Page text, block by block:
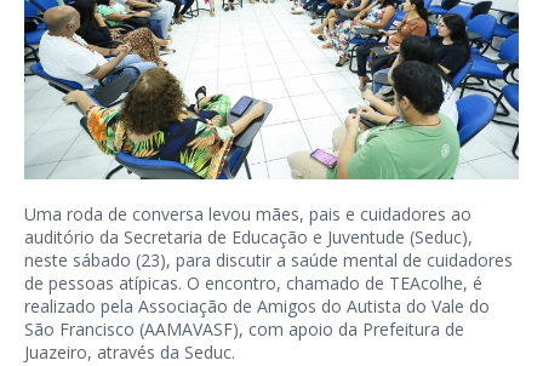
Uma roda de conversa levou mães, pais e cuidadores ao
auditório da Secretaria de Educação e Juventude (Seduc),
neste sábado (23), para discutir a saúde mental de cuidadores
de pessoas atípicas. O encontro, chamado de TEAcolhe, é
realizado pela Associação de Amigos do Autista do Vale do
São Francisco (AAMAVASF), com apoio da Prefeitura de
Juazeiro, através da Seduc.